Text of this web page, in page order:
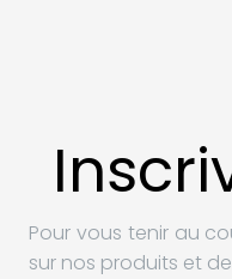
Pour vous tenir au
sur nos produits et